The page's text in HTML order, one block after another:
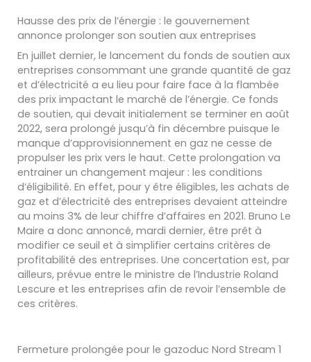
Hausse des prix de l’énergie : le gouvernement
annonce prolonger son soutien aux entreprises
En juillet dernier, le lancement du fonds de soutien aux
entreprises consommant une grande quantité de gaz
et d’électricité a eu lieu pour faire face à la flambée
des prix impactant le marché de l’énergie. Ce fonds
de soutien, qui devait initialement se terminer en août
2022, sera prolongé jusqu’à fin décembre puisque le
manque d’approvisionnement en gaz ne cesse de
propulser les prix vers le haut. Cette prolongation va
entrainer un changement majeur : les conditions
d’éligibilité. En effet, pour y être éligibles, les achats de
gaz et d’électricité des entreprises devaient atteindre
au moins 3% de leur chiffre d’affaires en 2021. Bruno Le
Maire a donc annoncé, mardi dernier, être prêt à
modifier ce seuil et à simplifier certains critères de
profitabilité des entreprises. Une concertation est, par
ailleurs, prévue entre le ministre de l’Industrie Roland
Lescure et les entreprises afin de revoir l’ensemble de
ces critères.
Fermeture prolongée pour le gazoduc Nord Stream 1